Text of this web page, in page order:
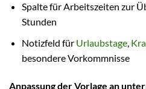
Spalte für Arbeitszeiten zur
Stunden
Notizfeld für Urlaubstage,
besondere Vorkommnisse
Anpassung der Vorlage an